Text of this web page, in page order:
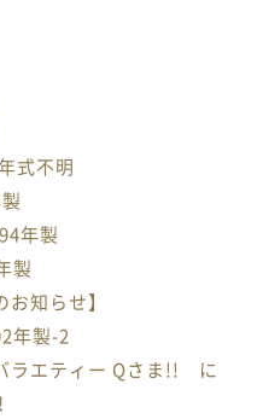
式不明
年製
製
知らせ】
年製-2
ラエティー Qさま!! に